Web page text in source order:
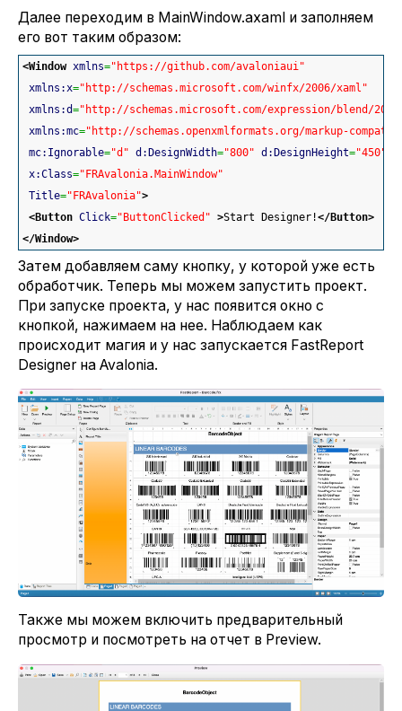
Далее переходим в MainWindow.axaml и заполняем
его вот таким образом:
<Window xmlns="https://github.com/avaloniaui"
xmlns:x="http://schemas.microsoft.com/winfx/2006/xaml"
xmlns:d="http://schemas.microsoft.com/expression/blend/
xmlns:mc="http://schemas.openxmlformats.org/markup-
mc:Ignorable="d" d:DesignWidth="800" d:DesignHeight="450"
x:Class="FRAvalonia.MainWindow"
Title="FRAvalonia">
<Button Click="ButtonClicked" >Start Designer!</Button>
</Window>
Затем добавляем саму кнопку, у которой уже есть
обработчик. Теперь мы можем запустить проект.
При запуске проекта, у нас появится окно с
кнопкой, нажимаем на нее. Наблюдаем как
происходит магия и у нас запускается FastReport
Designer на Avalonia.
Также мы можем включить предварительный
просмотр и посмотреть на отчет в Preview.